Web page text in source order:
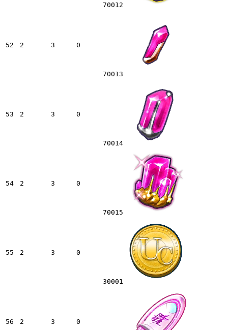
70012
52 2 3 0
70013
53 2 3 0
70014
54 2 3 0
70015
55 2 3 0
30001
56 2 3 0